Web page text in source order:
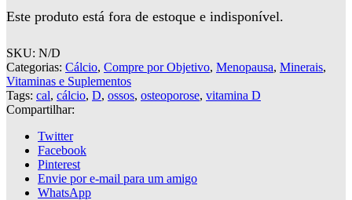
Este produto está fora de estoque e indisponível.
SKU: N/D
Categorias: Cálcio, Compre por Objetivo, Menopausa, Minerais,
Vitaminas e Suplementos
Tags: cal, cálcio, D, ossos, osteoporose, vitamina D
Compartilhar:
Twitter
Facebook
Pinterest
Envie por e-mail para um amigo
WhatsApp